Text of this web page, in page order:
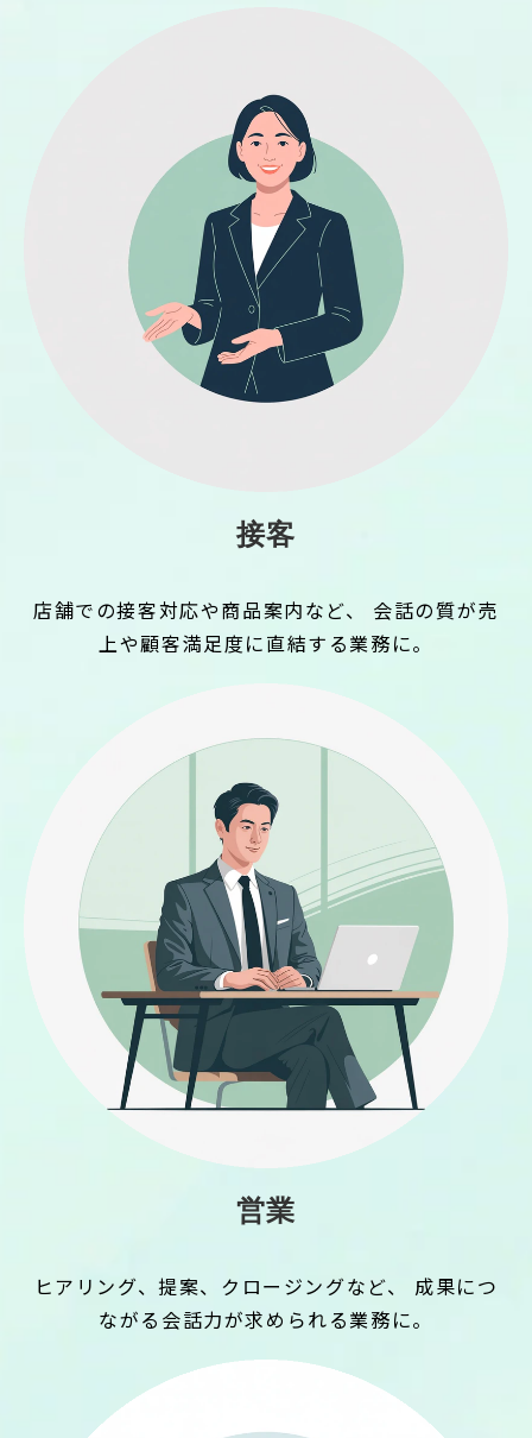
接客
店舗での接客対応や商品案内など、 会話の質が売
上や顧客満足度に直結する業務に。
営業
ヒアリング、提案、クロージングなど、 成果につ
ながる会話力が求められる業務に。